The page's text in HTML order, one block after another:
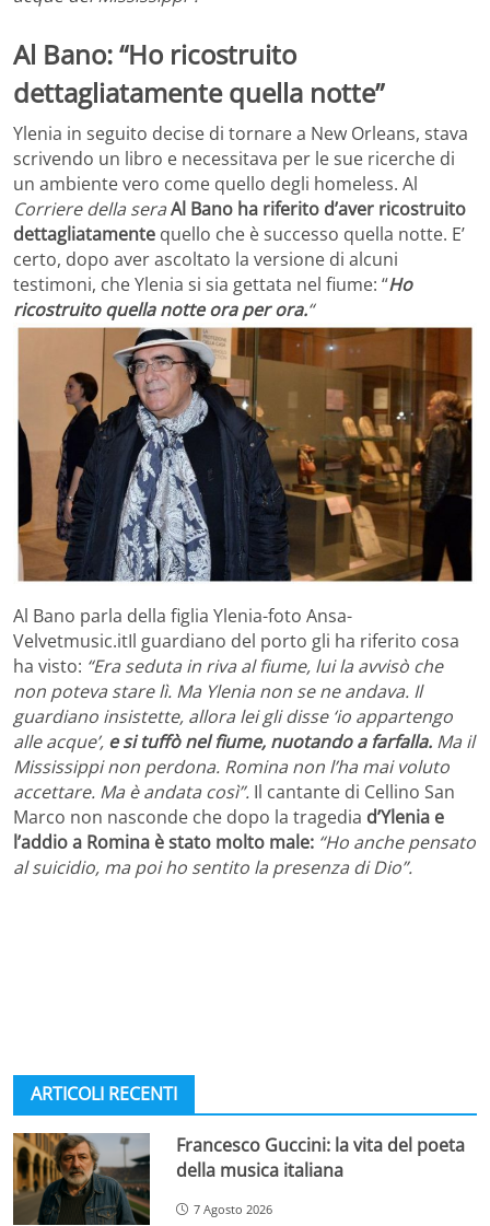
Al Bano: “Ho ricostruito
dettagliatamente quella notte”
Ylenia in seguito decise di tornare a New Orleans, stava
scrivendo un libro e necessitava per le sue ricerche di
un ambiente vero come quello degli homeless. Al
Corriere della seraAl Bano ha riferito d’aver ricostruito
dettagliatamente quello che è successo quella notte. E’
certo, dopo aver ascoltato la versione di alcuni
testimoni, che Ylenia si sia gettata nel fiume: “Ho
ricostruito quella notte ora per ora.“
Al Bano parla della figlia Ylenia-foto Ansa-
Velvetmusic.itIl guardiano del porto gli ha riferito cosa
ha visto: “Era seduta in riva al fiume, lui la avvisò che
non poteva stare lì. Ma Ylenia non se ne andava. Il
guardiano insistette, allora lei gli disse ‘io appartengo
alle acque’, e si tuffò nel fiume, nuotando a farfalla. Ma il
Mississippi non perdona. Romina non l’ha mai voluto
accettare. Ma è andata così”. Il cantante di Cellino San
Marco non nasconde che dopo la tragedia d’Ylenia e
l’addio a Romina è stato molto male: “Ho anche pensato
al suicidio, ma poi ho sentito la presenza di Dio”.
ARTICOLI RECENTI
Francesco Guccini: la vita del poeta
della musica italiana
7 Agosto 2026